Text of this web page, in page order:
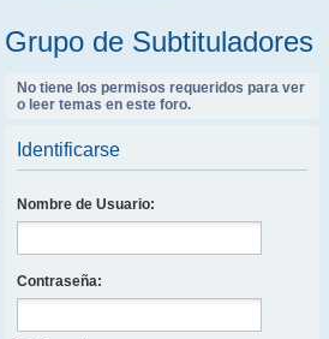
Grupo de Subtituladores
No tiene los permisos requeridos para ver
o leer temas en este foro.
Identificarse
Nombre de Usuario:
Contraseña: